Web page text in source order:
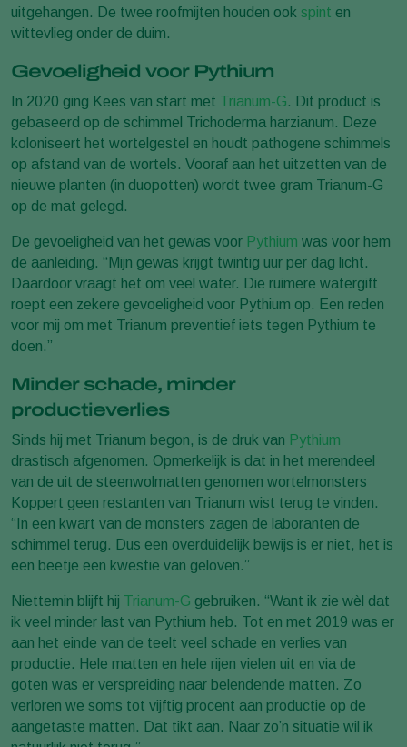
uitgehangen. De twee roofmijten houden ook spint en
wittevlieg onder de duim.
Gevoeligheid voor Pythium
In 2020 ging Kees van start met Trianum-G. Dit product is
gebaseerd op de schimmel Trichoderma harzianum. Deze
koloniseert het wortelgestel en houdt pathogene schimmels
op afstand van de wortels. Vooraf aan het uitzetten van de
nieuwe planten (in duopotten) wordt twee gram Trianum-G
op de mat gelegd.
De gevoeligheid van het gewas voor Pythium was voor hem
de aanleiding. “Mijn gewas krijgt twintig uur per dag licht.
Daardoor vraagt het om veel water. Die ruimere watergift
roept een zekere gevoeligheid voor Pythium op. Een reden
voor mij om met Trianum preventief iets tegen Pythium te
doen.”
Minder schade, minder
productieverlies
Sinds hij met Trianum begon, is de druk van Pythium
drastisch afgenomen. Opmerkelijk is dat in het merendeel
van de uit de steenwolmatten genomen wortelmonsters
Koppert geen restanten van Trianum wist terug te vinden.
“In een kwart van de monsters zagen de laboranten de
schimmel terug. Dus een overduidelijk bewijs is er niet, het is
een beetje een kwestie van geloven.”
Niettemin blijft hij Trianum-G gebruiken. “Want ik zie wèl dat
ik veel minder last van Pythium heb. Tot en met 2019 was er
aan het einde van de teelt veel schade en verlies van
productie. Hele matten en hele rijen vielen uit en via de
goten was er verspreiding naar belendende matten. Zo
verloren we soms tot vijftig procent aan productie op de
aangetaste matten. Dat tikt aan. Naar zo’n situatie wil ik